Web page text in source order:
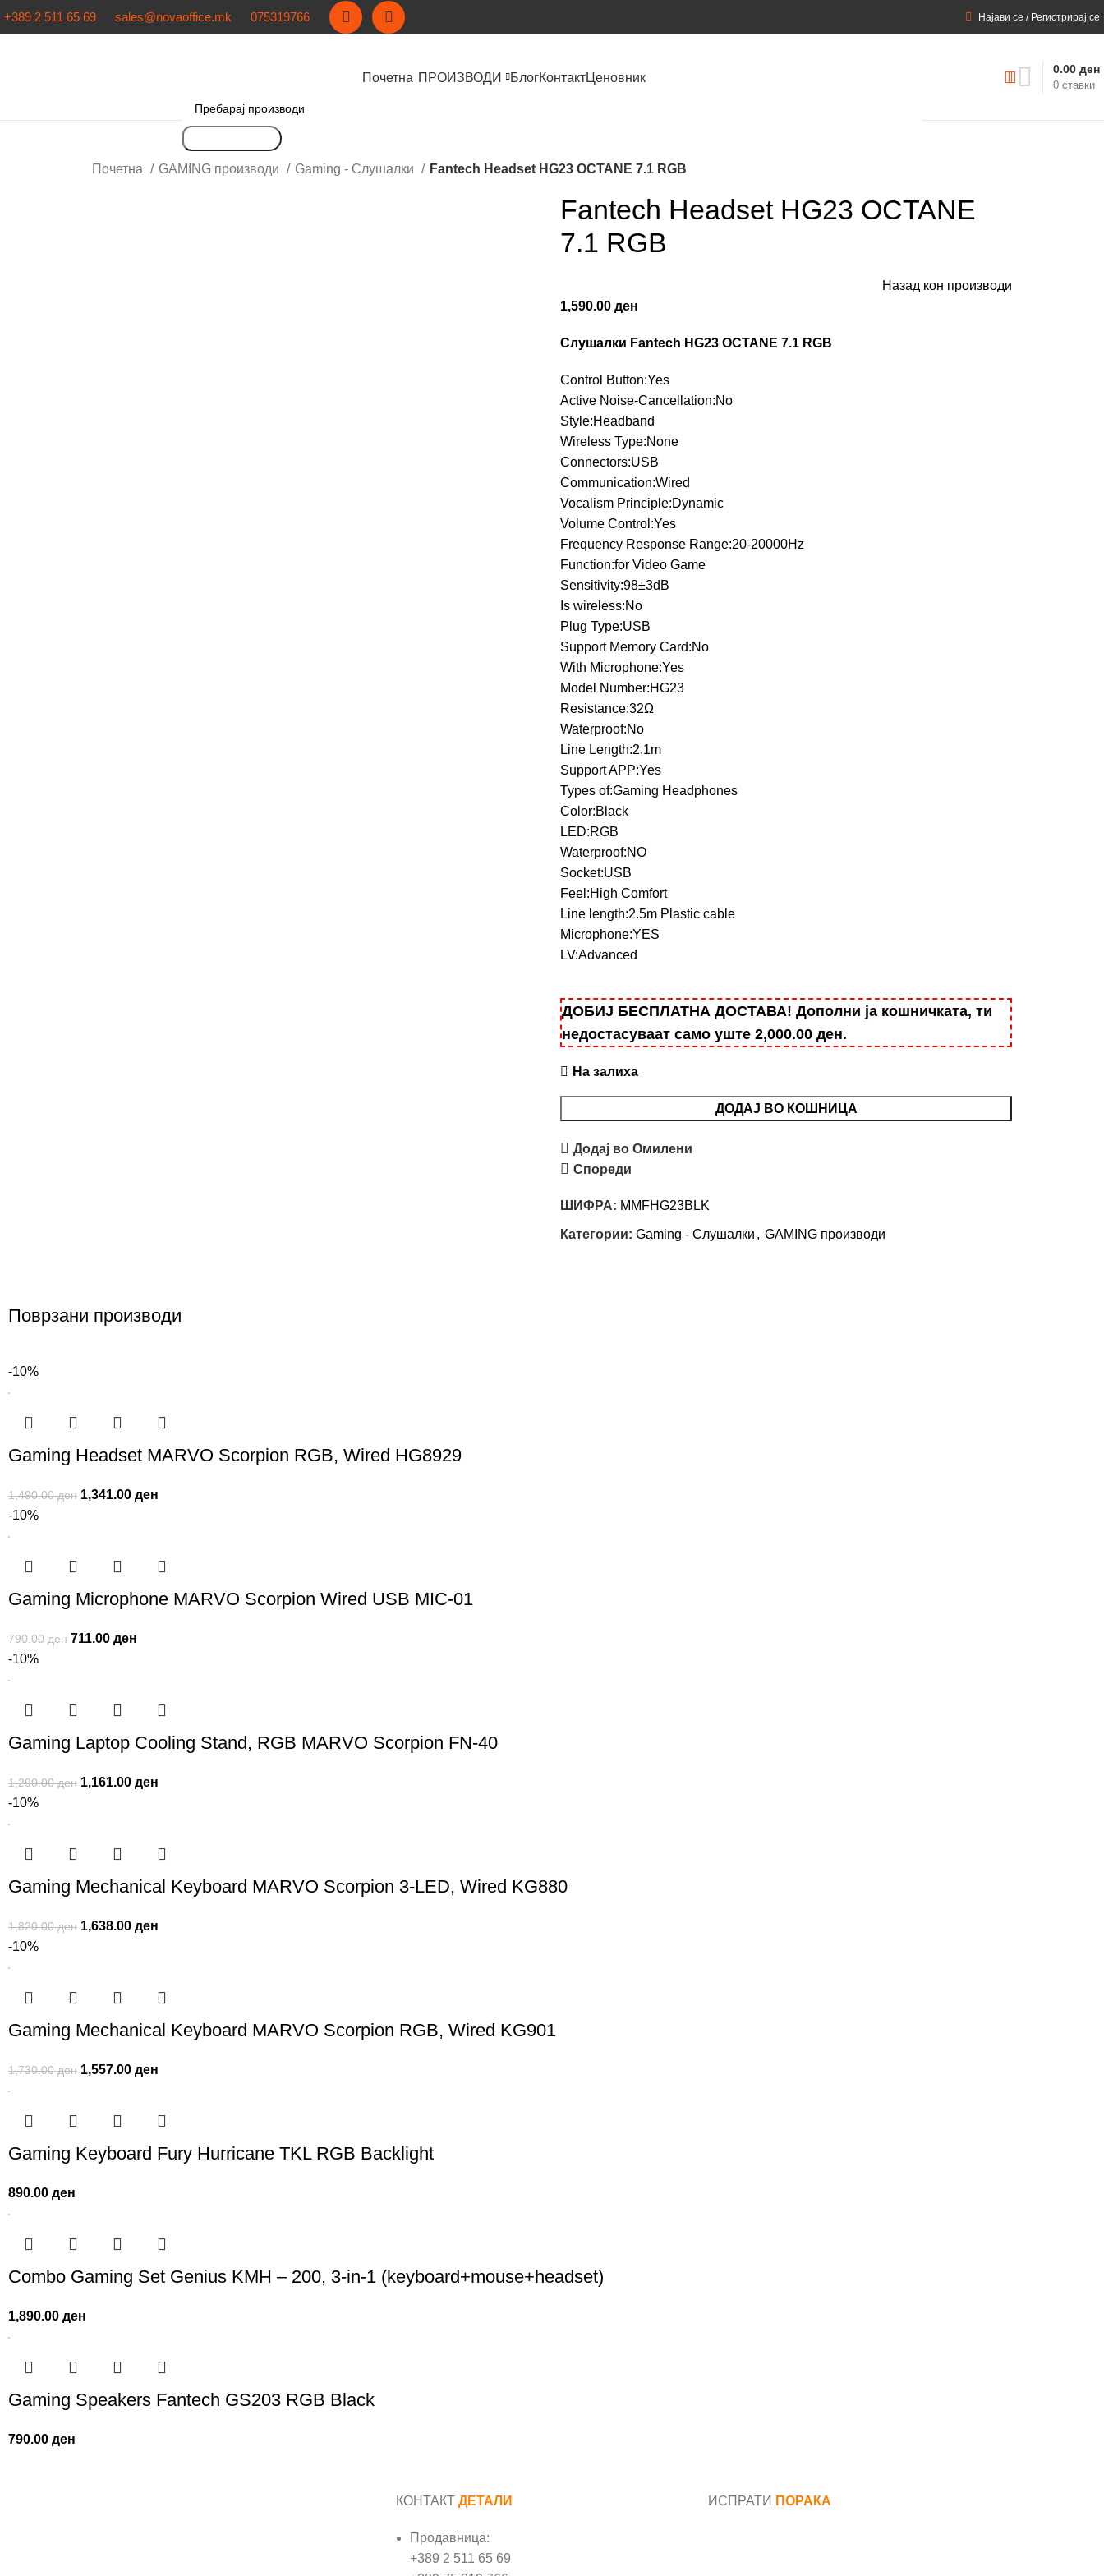
+389 2 511 65 69 sales@novaoffice.mk 075319766 Најави се / Регистрирај се
Почетна ПРОИЗВОДИ БлогКонтактЦеновник
0 ставки
0.00 ден
Почетна GAMING производи Gaming - Слушалки Fantech Headset HG23 OCTANE 7.1 RGB
Fantech Headset HG23 OCTANE
7.1 RGB
Назад кон производи
1,590.00 ден
Слушалки Fantech HG23 OCTANE 7.1 RGB
Control Button:Yes
Active Noise-Cancellation:No
Style:Headband
Wireless Type:None
Connectors:USB
Communication:Wired
Vocalism Principle:Dynamic
Volume Control:Yes
Frequency Response Range:20-20000Hz
Function:for Video Game
Sensitivity:98±3dB
Is wireless:No
Plug Type:USB
Support Memory Card:No
With Microphone:Yes
Model Number:HG23
Resistance:32Ω
Waterproof:No
Line Length:2.1m
Support APP:Yes
Types of:Gaming Headphones
Color:Black
LED:RGB
Waterproof:NO
Socket:USB
Feel:High Comfort
Line length:2.5m Plastic cable
Microphone:YES
LV:Advanced
ДОБИЈ БЕСПЛАТНА ДОСТАВА! Дополни ја кошничката, ти
недостасуваат само уште 2,000.00 ден.
На залиха
ДОДАЈ ВО КОШНИЦА
Додај во Омилени
Спореди
ШИФРА: MMFHG23BLK
Категории: Gaming - Слушалки , GAMING производи
Поврзани производи
-10%
Gaming Headset MARVO Scorpion RGB, Wired HG8929
1,490.00ден 1,341.00ден
-10%
Gaming Microphone MARVO Scorpion Wired USB MIC-01
790.00ден 711.00ден
-10%
Gaming Laptop Cooling Stand, RGB MARVO Scorpion FN-40
1,290.00ден 1,161.00ден
-10%
Gaming Mechanical Keyboard MARVO Scorpion 3-LED, Wired KG880
1,820.00ден 1,638.00ден
-10%
Gaming Mechanical Keyboard MARVO Scorpion RGB, Wired KG901
1,730.00ден 1,557.00ден
Gaming Keyboard Fury Hurricane TKL RGB Backlight
890.00ден
Combo Gaming Set Genius KMH – 200, 3-in-1 (keyboard+mouse+headset)
1,890.00ден
Gaming Speakers Fantech GS203 RGB Black
790.00ден
КОНТАКТ ДЕТАЛИ
Продавница:
+389 2 511 65 69
ИСПРАТИ ПОРАКА